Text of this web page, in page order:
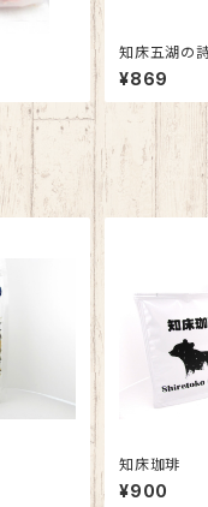
知床五湖の詩
¥869
知床珈琲
¥900